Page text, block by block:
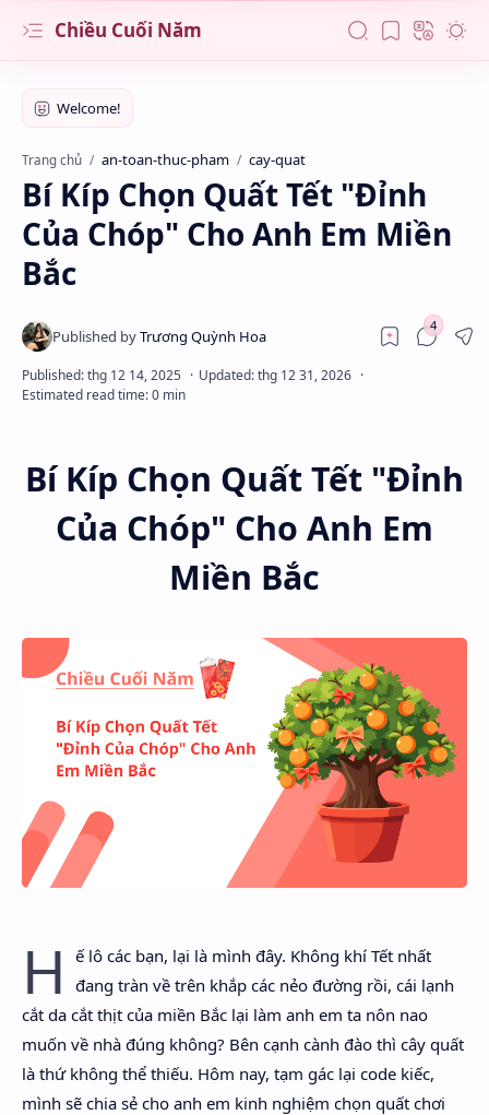
Chiều Cuối Năm
Trang chủ an-toan-thuc-pham cay-quat
Bí Kíp Chọn Quất Tết "Đỉnh
Của Chóp" Cho Anh Em Miền
Bắc
Bí Kíp Chọn Quất Tết "Đỉnh
Của Chóp" Cho Anh Em
Miền Bắc
H
ế lô các bạn, lại là mình đây. Không khí Tết nhất
đang tràn về trên khắp các nẻo đường rồi, cái lạnh
cắt da cắt thịt của miền Bắc lại làm anh em ta nôn nao
muốn về nhà đúng không? Bên cạnh cành đào thì cây quất
là thứ không thể thiếu. Hôm nay, tạm gác lại code kiếc,
mình sẽ chia sẻ cho anh em kinh nghiệm chọn quất chơi